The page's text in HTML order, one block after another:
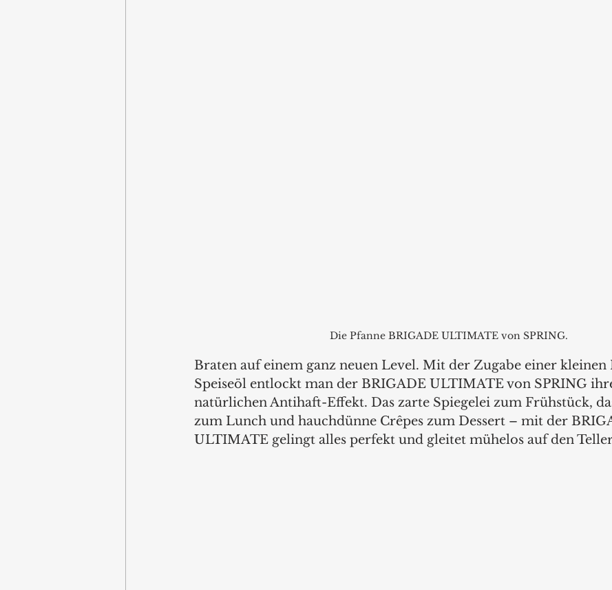
Die Pfanne BRIGADE ULTIMATE von SPRING.
Braten auf einem ganz neuen Level. Mit der Zugabe einer kleinen
Speiseöl entlockt man der BRIGADE ULTIMATE von SPRING
natürlichen Antihaft-Effekt. Das zarte Spiegelei zum Frühstück,
zum Lunch und hauchdünne Crêpes zum Dessert – mit der
ULTIMATE gelingt alles perfekt und gleitet mühelos auf den